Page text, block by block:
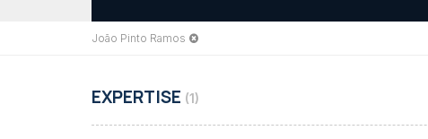
João Pinto Ramos
EXPERTISE (1)